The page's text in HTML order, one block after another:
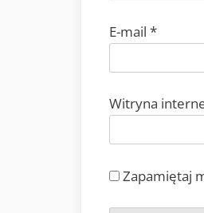
E-mail *
Witryna
Zapamiętaj